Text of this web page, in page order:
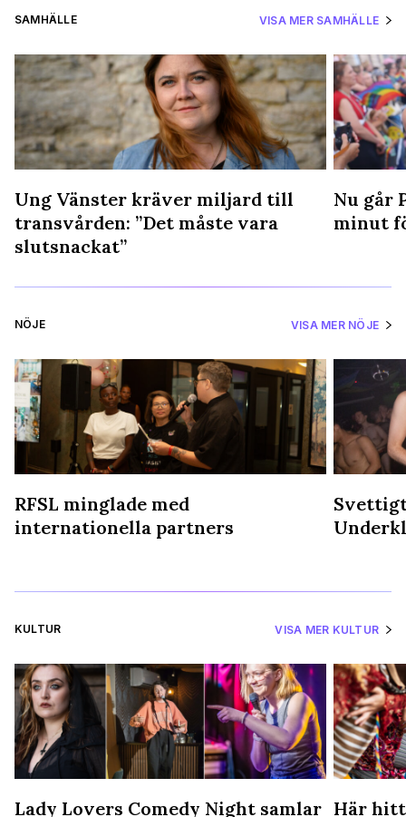
SAMHÄLLE VISA MER SAMHÄLLE
Ung Vänster kräver miljard till
transvården: ”Det måste vara
slutsnackat”
Nu går
minut
NÖJE VISA MER NÖJE
RFSL minglade med
internationella partners
KULTUR VISA MER KULTUR
Lady Lovers Comedy Night samlar Här